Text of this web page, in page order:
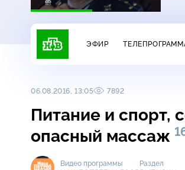
ЭФИР
06.08.2016, 13:05 7892
Питание и спорт,
опасный массаж
Видео программы
Раздел